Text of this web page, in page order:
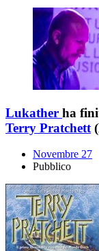
Lukather ha
Terry Pratchett
Novembre 27
Pubblico